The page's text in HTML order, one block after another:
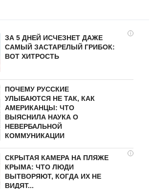
i
ЗА 5 ДНЕЙ ИСЧЕЗНЕТ ДАЖЕ
САМЫЙ ЗАСТАРЕЛЫЙ ГРИБОК:
ВОТ ХИТРОСТЬ
ПОЧЕМУ РУССКИЕ
УЛЫБАЮТСЯ НЕ ТАК, КАК
АМЕРИКАНЦЫ: ЧТО
ВЫЯСНИЛА НАУКА О
НЕВЕРБАЛЬНОЙ
КОММУНИКАЦИИ
i
СКРЫТАЯ КАМЕРА НА ПЛЯЖЕ
КРЫМА: ЧТО ЛЮДИ
ВЫТВОРЯЮТ, КОГДА ИХ НЕ
ВИДЯТ...